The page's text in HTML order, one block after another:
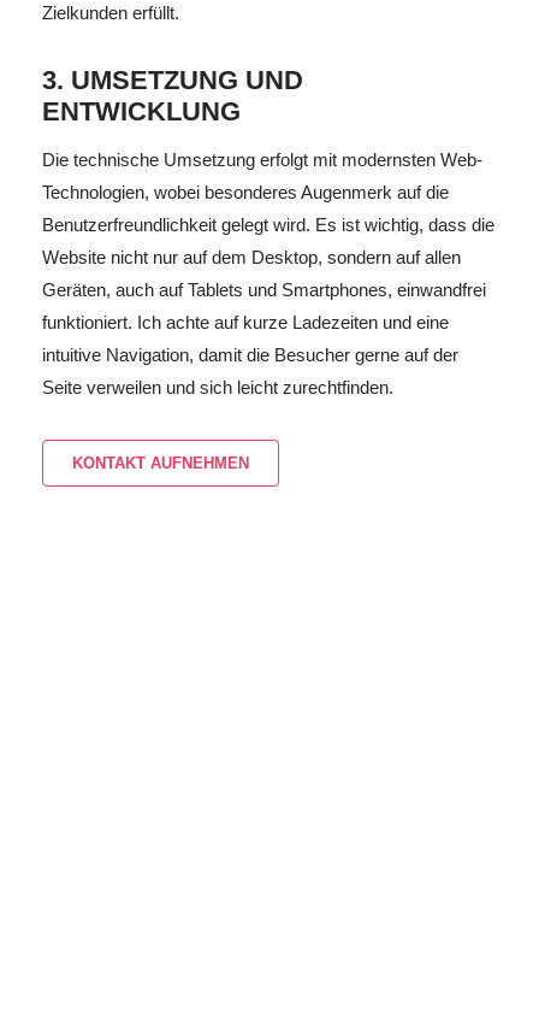
Zielkunden erfüllt.
3. UMSETZUNG UND
ENTWICKLUNG
Die technische Umsetzung erfolgt mit modernsten Web-
Technologien, wobei besonderes Augenmerk auf die
Benutzerfreundlichkeit gelegt wird. Es ist wichtig, dass die
Website nicht nur auf dem Desktop, sondern auf allen
Geräten, auch auf Tablets und Smartphones, einwandfrei
funktioniert. Ich achte auf kurze Ladezeiten und eine
intuitive Navigation, damit die Besucher gerne auf der
Seite verweilen und sich leicht zurechtfinden.
KONTAKT AUFNEHMEN